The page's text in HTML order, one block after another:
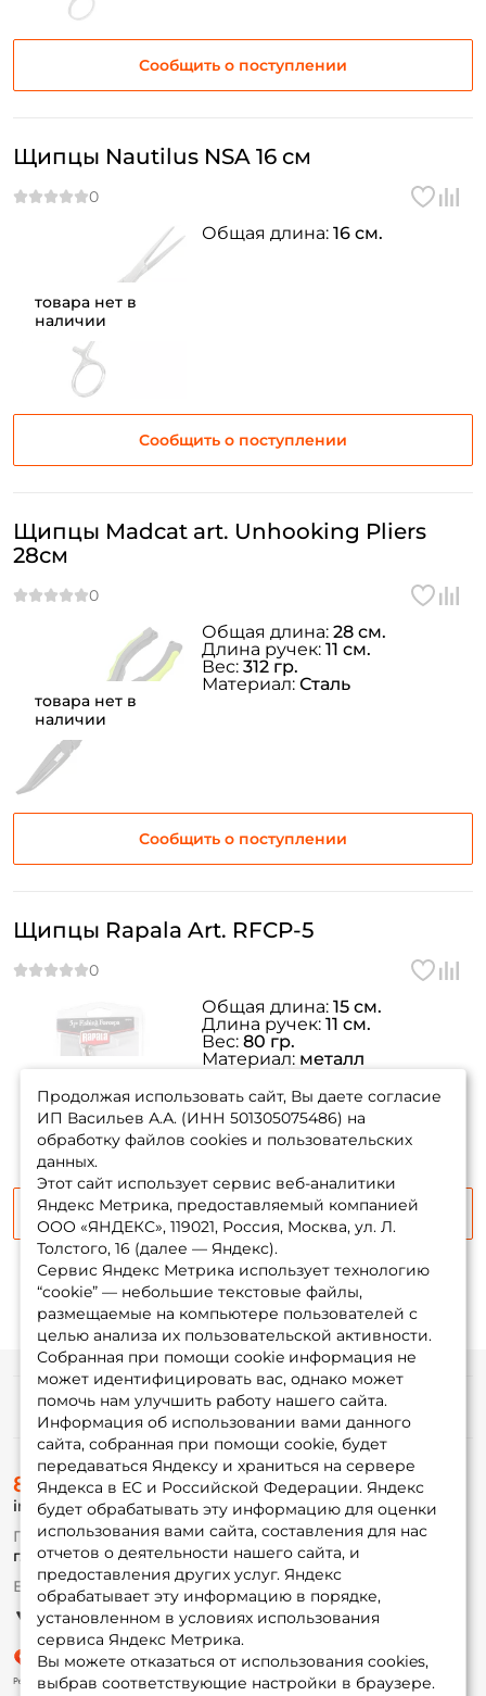
Сообщить о поступлении
товара нет в
наличии
Щипцы Nautilus NSA 16 см
Сообщить о поступлении
Общая длина: 16 см.
товара нет в
наличии
Щипцы Madcat art. Unhooking Pliers
28см
Сообщить о поступлении
Общая длина: 28 см.
Длина ручек: 11 см.
Вес: 312 гр.
Материал: Сталь
наличии
Щипцы Rapala Art. RFCP-5
Сообщить о поступлении
Общая длина: 15 см.
Длина ручек: 11 см.
Вес: 80 гр.
Материал: металл
Артикул:
Продолжая использовать сайт, Вы даете согласие
ИП Васильев А.А. (ИНН 501305075486) на
обработку файлов cookies и пользовательских
данных.
Этот сайт использует сервис веб-аналитики
Яндекс Метрика, предоставляемый компанией
ООО «ЯНДЕКС», 119021, Россия, Москва, ул. Л.
Толстого, 16 (далее — Яндекс).
Сервис Яндекс Метрика использует технологию
“cookie” — небольшие текстовые файлы,
размещаемые на компьютере пользователей с
целью анализа их пользовательской активности.
Собранная при помощи cookie информация не
может идентифицировать вас, однако может
помочь нам улучшить работу нашего сайта.
Информация об использовании вами данного
сайта, собранная при помощи cookie, будет
передаваться Яндексу и храниться на сервере
Яндекса в ЕС и Российской Федерации. Яндекс
будет обрабатывать эту информацию для оценки
использования вами сайта, составления для нас
отчетов о деятельности нашего сайта, и
предоставления других услуг. Яндекс
обрабатывает эту информацию в порядке,
установленном в условиях использования
сервиса Яндекс Метрика.
Вы можете отказаться от использования cookies,
выбрав соответствующие настройки в браузере.
Информация
О магазине
Доставка
Оплата
Fox-bonus
Гуру
Партнерская программа
8 (495) 532-77-88
info@foxfishing.ru
По вопросам с заказом
г. Москва, ул. Плеханова д.7
Ежедневно 10:00 до 20:00